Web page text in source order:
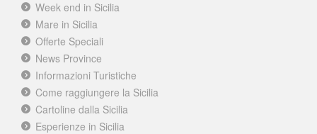
Week end in Sicilia
Mare in Sicilia
Offerte Speciali
News Province
Informazioni Turistiche
Come raggiungere la Sicilia
Cartoline dalla Sicilia
Esperienze in Sicilia